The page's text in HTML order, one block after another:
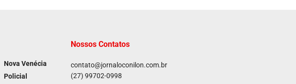
Nova Venécia
Policial
Nossos Contatos
contato@jornaloconilon.com.br
(27) 99702-0998